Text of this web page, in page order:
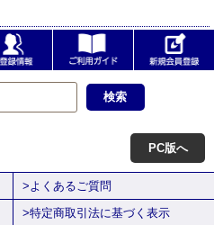
PC版へ
>よくあるご質問
>特定商取引法に基づく表示